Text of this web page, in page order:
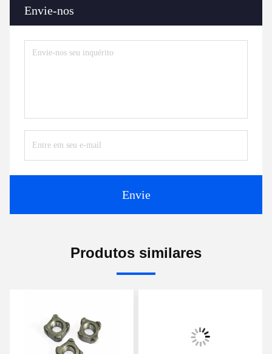
Envie-nos
Envie
Produtos similares